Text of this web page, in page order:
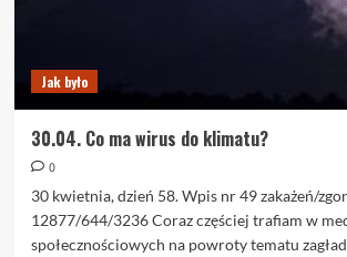
Jak było
30.04. Co ma wirus do klimatu?
0
30 kwietnia, dzień 58. Wpis nr 49 zakażeń/
12877/644/3236 Coraz częściej trafiam w
społecznościowych na powroty tematu